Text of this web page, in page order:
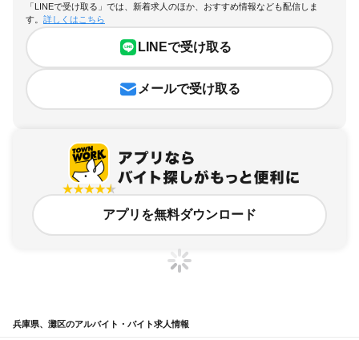
「LINEで受け取る」では、新着求人のほか、おすすめ情報なども配信しま
す。 詳しくはこちら
LINEで受け取る
メールで受け取る
アプリを無料ダウンロード
兵庫県、灘区のアルバイト・バイト求人情報